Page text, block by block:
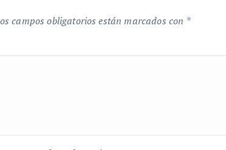
campos obligatorios están marcados con *